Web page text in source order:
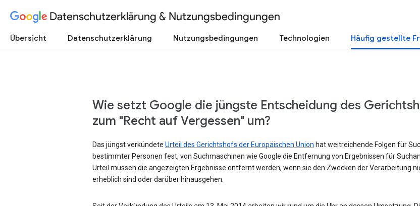
Datenschutzerklärung & Nutzungsbedingungen
Übersicht Datenschutzerklärung Nutzungsbedingungen Technologien Häufig gestellte
Wie setzt Google die jüngste Entscheidung des
zum "Recht auf Vergessen" um?
Das jüngst verkündete Urteil des Gerichtshofs der Europäischen Union hat weitreichende Folgen für
bestimmter Personen fest, von Suchmaschinen wie Google die Entfernung von Ergebnissen für
Urteil müssen die angezeigten Ergebnisse entfernt werden, wenn sie den Zwecken der Verarbeitung
erheblich sind oder darüber hinausgehen.